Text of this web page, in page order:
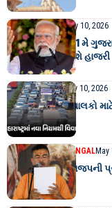
GUJARAT NEWSMay 10, 2026
પીએમ મોદી 10-11 મેે
કાર્યક્રમોમાં આપશે હાજરી
MAHARASHTRAMay 10, 2026
મહારાષ્ટ્રમાં રિક્ષાચાલકો
ડ્રાઈવરો નિષ્ફળ
POLITICSWEST BENGALMay
પશ્ચિમ બંગાળમાં ભાજપની
શપથ લીધા